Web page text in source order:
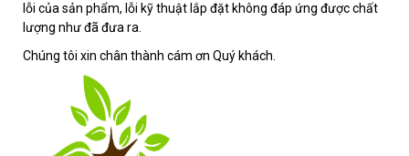
lỗi của sản phẩm, lỗi kỹ thuật lắp đặt không đáp ứng được chất
lượng như đã đưa ra.
Chúng tôi xin chân thành cám ơn Quý khách.